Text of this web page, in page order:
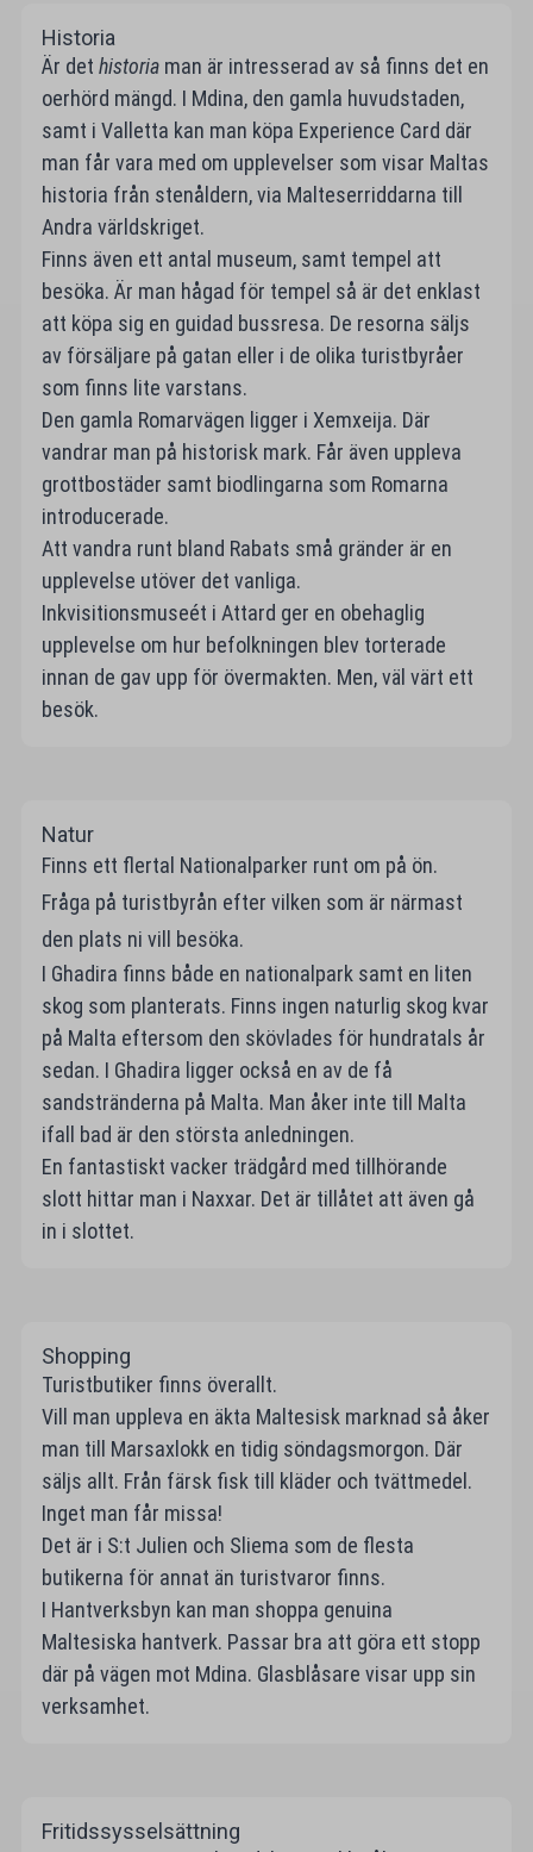
Historia
Är dethistoria man är intresserad av så finns det en
oerhörd mängd. I Mdina, den gamla huvudstaden,
samt i Valletta kan man köpa Experience Card där
man får vara med om upplevelser som visar Maltas
historia från stenåldern, via Malteserriddarna till
Andra världskriget.
Finns även ett antal museum, samt tempel att
besöka. Är man hågad för tempel så är det enklast
att köpa sig en guidad bussresa. De resorna säljs
av försäljare på gatan eller i de olika turistbyråer
som finns lite varstans.
Den gamla Romarvägen ligger i Xemxeija. Där
vandrar man på historisk mark. Får även uppleva
grottbostäder samt biodlingarna som Romarna
introducerade.
Att vandra runt bland Rabats små gränder är en
upplevelse utöver det vanliga.
Inkvisitionsmuseét i Attard ger en obehaglig
upplevelse om hur befolkningen blev torterade
innan de gav upp för övermakten. Men, väl värt ett
besök.
Natur
Finns ett flertal Nationalparker runt om på ön.
Fråga på turistbyrån efter vilken som är närmast
den plats ni vill besöka.
I Ghadira finns både en nationalpark samt en liten
skog som planterats. Finns ingen naturlig skog kvar
på Malta eftersom den skövlades för hundratals år
sedan. I Ghadira ligger också en av de få
sandstränderna på Malta. Man åker inte till Malta
ifall bad är den största anledningen.
En fantastiskt vacker trädgård med tillhörande
slott hittar man i Naxxar. Det är tillåtet att även gå
in i slottet.
Shopping
Turistbutiker finns överallt.
Vill man uppleva en äkta Maltesisk marknad så åker
man till Marsaxlokk en tidig söndagsmorgon. Där
säljs allt. Från färsk fisk till kläder och tvättmedel.
Inget man får missa!
Det är i S:t Julien och Sliema som de flesta
butikerna för annat än turistvaror finns.
I Hantverksbyn kan man shoppa genuina
Maltesiska hantverk. Passar bra att göra ett stopp
där på vägen mot Mdina. Glasblåsare visar upp sin
verksamhet.
Fritidssysselsättning